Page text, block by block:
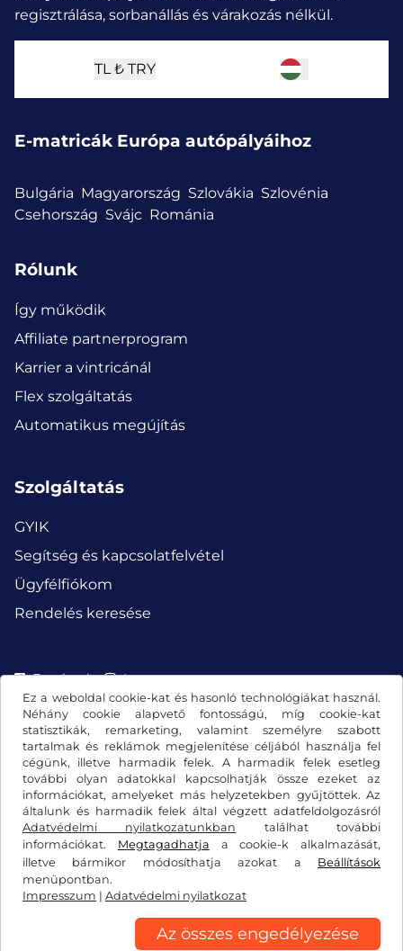
Ez a weboldal cookie-kat és hasonló technológiákat használ.
Néhány cookie alapvető fontosságú, míg cookie-kat
statisztikák, remarketing, valamint személyre szabott
tartalmak és reklámok megjelenítése céljából használja fel
cégünk, illetve harmadik felek. A harmadik felek esetleg
további olyan adatokkal kapcsolhatják össze ezeket az
információkat, amelyeket más helyzetekben gyűjtöttek. Az
általunk és harmadik felek által végzett adatfeldolgozásról
Adatvédelmi nyilatkozatunkban találhat további
információkat. Megtagadhatja a cookie-k alkalmazását,
illetve bármikor módosíthatja azokat a Beállítások
menüpontban.
Impresszum | Adatvédelmi nyilatkozat
Az összes engedélyezése
regisztrálása, sorbanállás és várakozás nélkül.
TL ₺ TRY
E-matricák Európa autópályáihoz
Bulgária Magyarország Szlovákia Szlovénia
Csehország Svájc Románia
Rólunk
Így működik
Affiliate partnerprogram
Karrier a vintricánál
Flex szolgáltatás
Automatikus megújítás
Szolgáltatás
GYIK
Segítség és kapcsolatfelvétel
Ügyfélfiókom
Rendelés keresése
Facebook Instagram
Általános szerződési feltételek/elállási jog
Adatvédelmi nyilatkozat
Cookie-beállítások